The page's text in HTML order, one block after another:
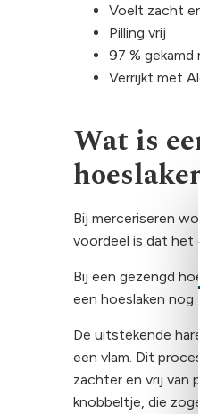
Voelt zacht
Pilling vrij
97 % gekamd
Verrijkt met
Wat is
Bij merceriseren
voordeel is dat het
Bij een gezengd
een hoeslaken nog
De uitstekende
een vlam. Dit
zachter en vrij van
knobbeltje, die